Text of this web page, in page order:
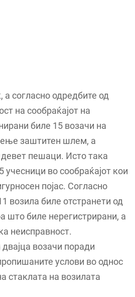
а согласно одредбите од
на сообраќајот на
биле 15 возачи на
заштитен шлем, а
пешаци. Исто така
учесници во сообраќајот кои
појас. Согласно
возила биле отстранети од
што биле нерегистрирани, а
неисправност.
возачи поради
услови во однос
стаклата на возилата